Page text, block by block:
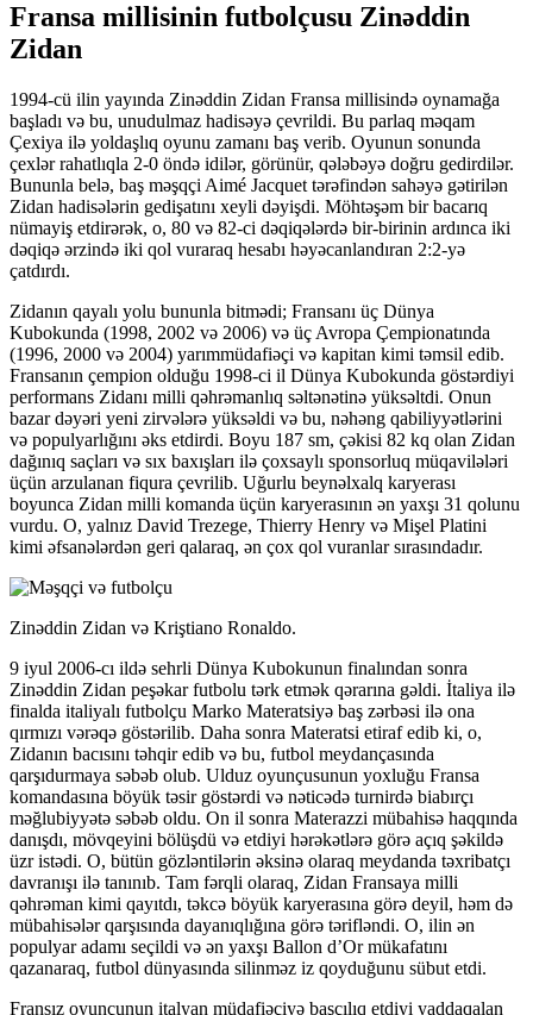
Fransa millisinin futbolçusu Zinəddin
Zidan
1994-cü ilin yayında Zinəddin Zidan Fransa millisində oynamağa
başladı və bu, unudulmaz hadisəyə çevrildi. Bu parlaq məqam
Çexiya ilə yoldaşlıq oyunu zamanı baş verib. Oyunun sonunda
çexlər rahatlıqla 2-0 öndə idilər, görünür, qələbəyə doğru gedirdilər.
Bununla belə, baş məşqçi Aimé Jacquet tərəfindən sahəyə gətirilən
Zidan hadisələrin gedişatını xeyli dəyişdi. Möhtəşəm bir bacarıq
nümayiş etdirərək, o, 80 və 82-ci dəqiqələrdə bir-birinin ardınca iki
dəqiqə ərzində iki qol vuraraq hesabı həyəcanlandıran 2:2-yə
çatdırdı.
Zidanın qayalı yolu bununla bitmədi; Fransanı üç Dünya
Kubokunda (1998, 2002 və 2006) və üç Avropa Çempionatında
(1996, 2000 və 2004) yarımmüdafiəçi və kapitan kimi təmsil edib.
Fransanın çempion olduğu 1998-ci il Dünya Kubokunda göstərdiyi
performans Zidanı milli qəhrəmanlıq səltənətinə yüksəltdi. Onun
bazar dəyəri yeni zirvələrə yüksəldi və bu, nəhəng qabiliyyətlərini
və populyarlığını əks etdirdi. Boyu 187 sm, çəkisi 82 ​​kq olan Zidan
dağınıq saçları və sıx baxışları ilə çoxsaylı sponsorluq müqavilələri
üçün arzulanan fiqura çevrilib. Uğurlu beynəlxalq karyerası
boyunca Zidan milli komanda üçün karyerasının ən yaxşı 31 qolunu
vurdu. O, yalnız David Trezege, Thierry Henry və Mişel Platini
kimi əfsanələrdən geri qalaraq, ən çox qol vuranlar sırasındadır.
Zinəddin Zidan və Kriştiano Ronaldo.
9 iyul 2006-cı ildə sehrli Dünya Kubokunun finalından sonra
Zinəddin Zidan peşəkar futbolu tərk etmək qərarına gəldi. İtaliya ilə
finalda italiyalı futbolçu Marko Materatsiyə baş zərbəsi ilə ona
qırmızı vərəqə göstərilib. Daha sonra Materatsi etiraf edib ki, o,
Zidanın bacısını təhqir edib və bu, futbol meydançasında
qarşıdurmaya səbəb olub. Ulduz oyunçusunun yoxluğu Fransa
komandasına böyük təsir göstərdi və nəticədə turnirdə biabırçı
məğlubiyyətə səbəb oldu. On il sonra Materazzi mübahisə haqqında
danışdı, mövqeyini bölüşdü və etdiyi hərəkətlərə görə açıq şəkildə
üzr istədi. O, bütün gözləntilərin əksinə olaraq meydanda təxribatçı
davranışı ilə tanınıb. Tam fərqli olaraq, Zidan Fransaya milli
qəhrəman kimi qayıtdı, təkcə böyük karyerasına görə deyil, həm də
mübahisələr qarşısında dayanıqlığına görə tərifləndi. O, ilin ən
populyar adamı seçildi və ən yaxşı Ballon d’Or mükafatını
qazanaraq, futbol dünyasında silinməz iz qoyduğunu sübut etdi.
Fransız oyunçunun italyan müdafiəçiyə başçılıq etdiyi yaddaqalan